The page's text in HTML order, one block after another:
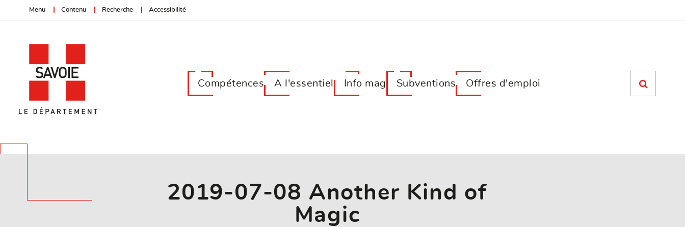
Menu Contenu Recherche Accessibilité
Compétences A l'essentiel Info mag Subventions Offres d'emploi
2019-07-08 Another Kind of
Magic